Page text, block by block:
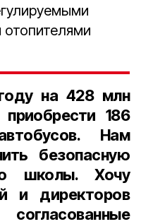
на 428 млн
186
. Нам
безопасную
школы. Хочу
и директоров